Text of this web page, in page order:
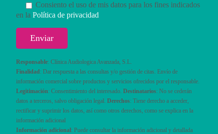
Consiento el uso de mis datos para los fines indicados
en la Política de privacidad
Responsable: Clínica Audiologica Avanzada, S.L.
Finalidad: Dar respuesta a las consultas y/o gestión de citas. Envío de
información comercial sobre productos y servicios ofrecidos por el responsable.
Legitimación: Consentimiento del interesado. Destinatarios: No se cederán
datos a terceros, salvo obligación legal. Derechos: Tiene derecho a acceder,
rectificar y suprimir los datos, así como otros derechos, como se explica en la
información adicional
Información adicional: Puede consultar la información adicional y detallada